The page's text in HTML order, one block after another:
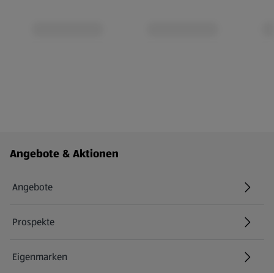
Fußzeilenmenü - weitere Links
Angebote & Aktionen
Angebote
Prospekte
Eigenmarken